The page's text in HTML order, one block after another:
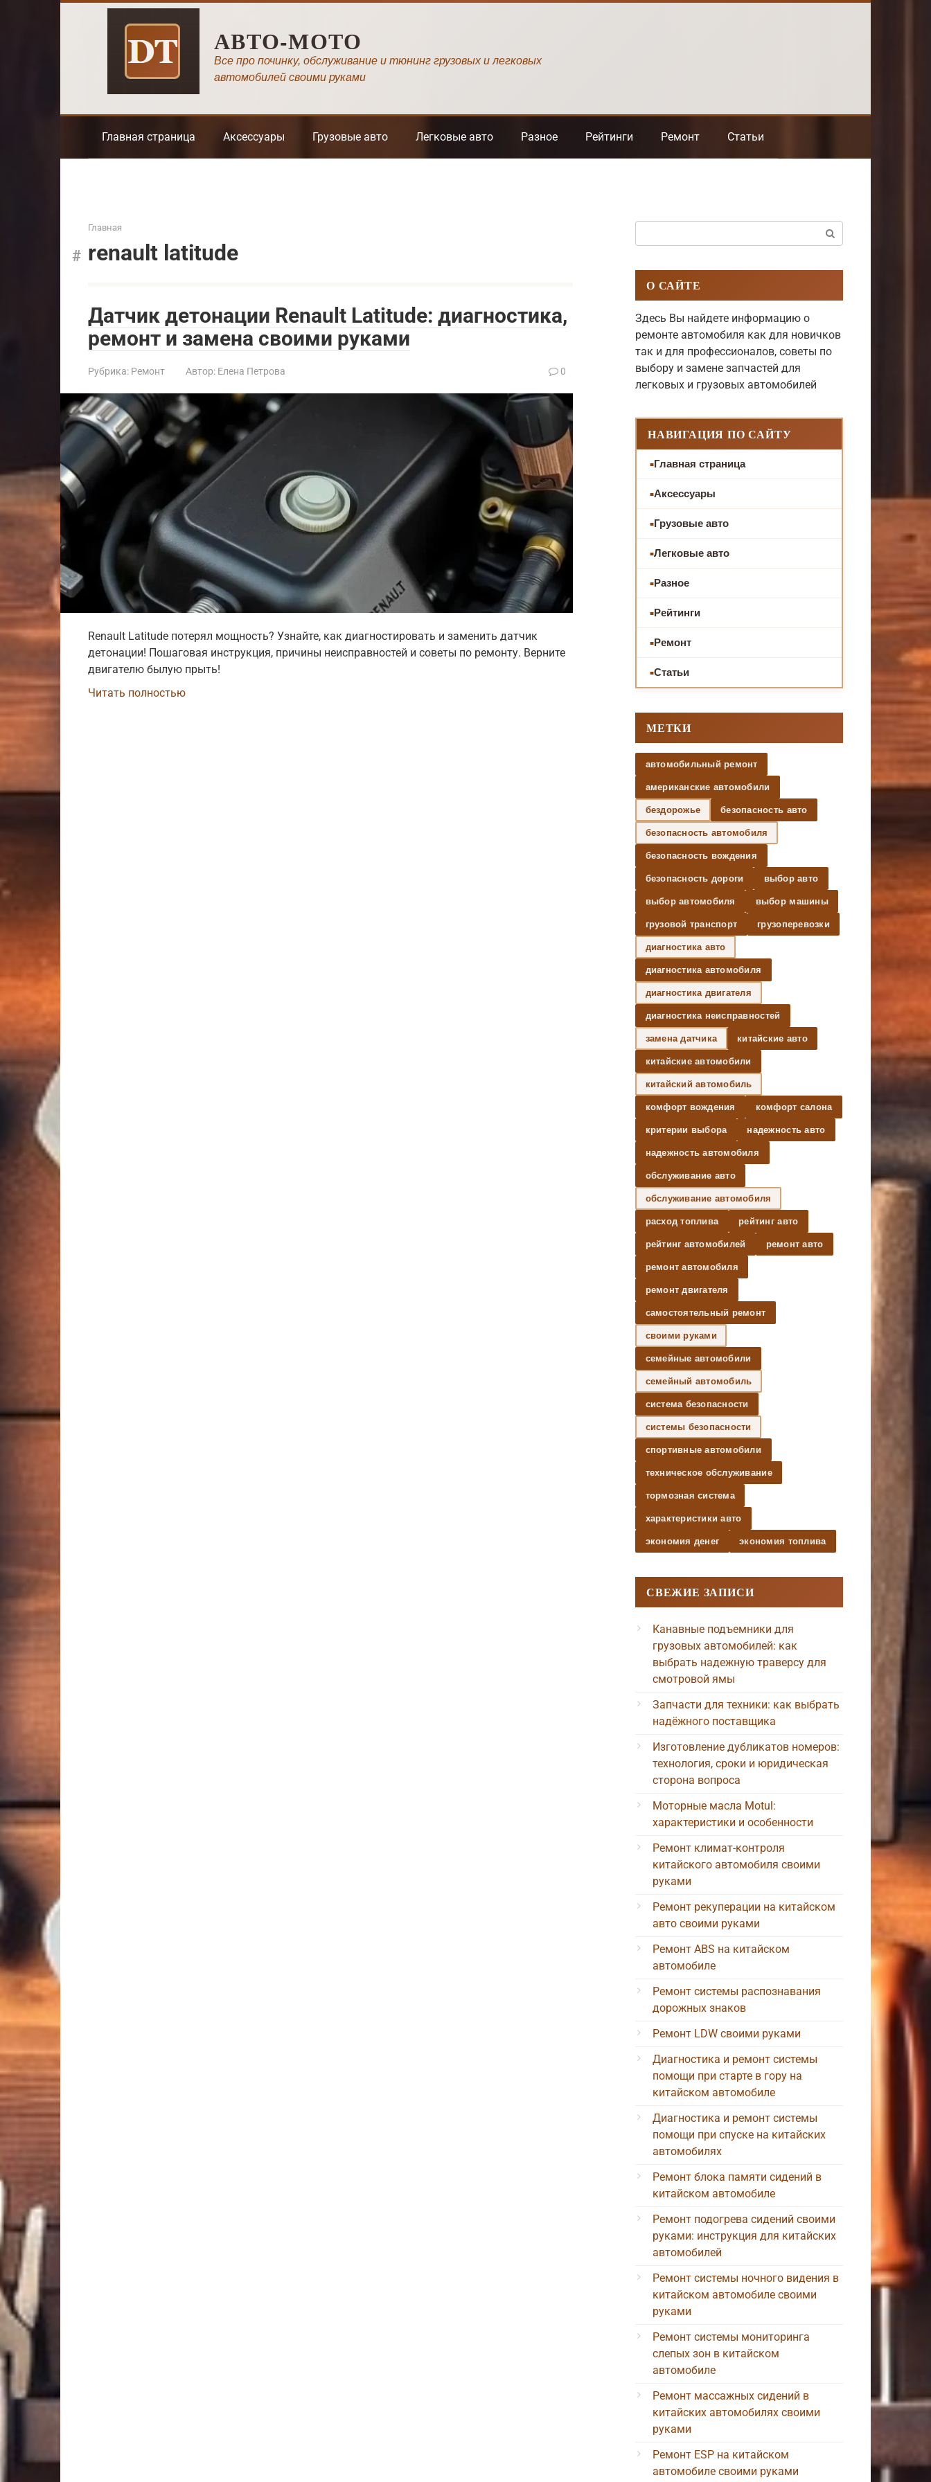
АВТО-МОТО
Все про починку, обслуживание и тюнинг грузовых и легковых
автомобилей своими руками
Главная страница Аксессуары Грузовые авто Легковые авто Разное Рейтинги Ремонт Статьи
Главная
renault latitude
Датчик детонации Renault Latitude: диагностика,
ремонт и замена своими руками
Рубрика: Ремонт Автор: Елена Петрова 0
Renault Latitude потерял мощность? Узнайте, как диагностировать и заменить датчик
детонации! Пошаговая инструкция, причины неисправностей и советы по ремонту. Верните
двигателю былую прыть!
Читать полностью
О САЙТЕ
Здесь Вы найдете информацию о
ремонте автомобиля как для новичков
так и для профессионалов, советы по
выбору и замене запчастей для
легковых и грузовых автомобилей
НАВИГАЦИЯ ПО САЙТУ
Главная страница
Аксессуары
Грузовые авто
Легковые авто
Разное
Рейтинги
Ремонт
Статьи
МЕТКИ
автомобильный ремонт
американские автомобили
бездорожье безопасность авто
безопасность автомобиля
безопасность вождения
безопасность дороги выбор авто
выбор автомобиля выбор машины
грузовой транспорт грузоперевозки
диагностика авто
диагностика автомобиля
диагностика двигателя
диагностика неисправностей
замена датчика китайские авто
китайские автомобили
китайский автомобиль
комфорт вождения комфорт салона
критерии выбора надежность авто
надежность автомобиля
обслуживание авто
обслуживание автомобиля
расход топлива рейтинг авто
рейтинг автомобилей ремонт авто
ремонт автомобиля
ремонт двигателя
самостоятельный ремонт
своими руками
семейные автомобили
семейный автомобиль
система безопасности
системы безопасности
спортивные автомобили
техническое обслуживание
тормозная система
характеристики авто
экономия денег экономия топлива
СВЕЖИЕ ЗАПИСИ
Канавные подъемники для
грузовых автомобилей: как
выбрать надежную траверсу для
смотровой ямы
Запчасти для техники: как выбрать
надёжного поставщика
Изготовление дубликатов номеров:
технология, сроки и юридическая
сторона вопроса
Моторные масла Motul:
характеристики и особенности
Ремонт климат-контроля
китайского автомобиля своими
руками
Ремонт рекуперации на китайском
авто своими руками
Ремонт ABS на китайском
автомобиле
Ремонт системы распознавания
дорожных знаков
Ремонт LDW своими руками
Диагностика и ремонт системы
помощи при старте в гору на
китайском автомобиле
Диагностика и ремонт системы
помощи при спуске на китайских
автомобилях
Ремонт блока памяти сидений в
китайском автомобиле
Ремонт подогрева сидений своими
руками: инструкция для китайских
автомобилей
Ремонт системы ночного видения в
китайском автомобиле своими
руками
Ремонт системы мониторинга
слепых зон в китайском
автомобиле
Ремонт массажных сидений в
китайских автомобилях своими
руками
Ремонт ESP на китайском
автомобиле своими руками